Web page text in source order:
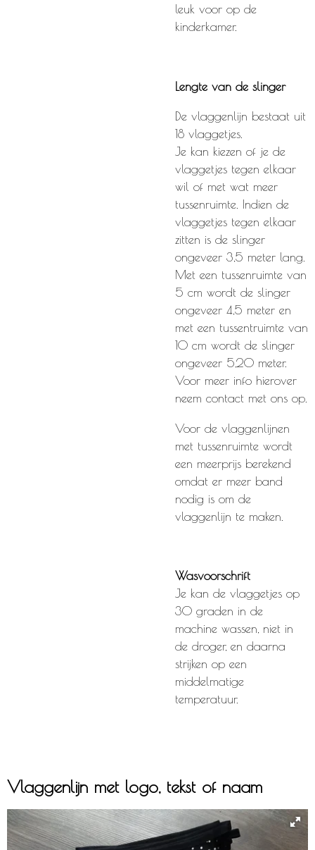
leuk voor op de
kinderkamer.
Lengte van de slinger
De vlaggenlijn bestaat uit
18 vlaggetjes.
Je kan kiezen of je de
vlaggetjes tegen elkaar
wil of met wat meer
tussenruimte. Indien de
vlaggetjes tegen elkaar
zitten is de slinger
ongeveer 3,5 meter lang.
Met een tussenruimte van
5 cm wordt de slinger
ongeveer 4,5 meter en
met een tussentruimte van
10 cm wordt de slinger
ongeveer 5,20 meter.
Voor meer info hierover
neem contact met ons op.
Voor de vlaggenlijnen
met tussenruimte wordt
een meerprijs berekend
omdat er meer band
nodig is om de
vlaggenlijn te maken.
Wasvoorschrift
Je kan de vlaggetjes op
30 graden in de
machine wassen, niet in
de droger, en daarna
strijken op een
middelmatige
temperatuur.
Vlaggenlijn met logo, tekst of naam